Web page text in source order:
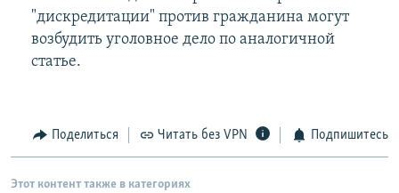
"дискредитации" против гражданина могут
возбудить уголовное дело по аналогичной
статье.
Поделиться Читать без VPN Подпишитесь
Этот контент также в категориях